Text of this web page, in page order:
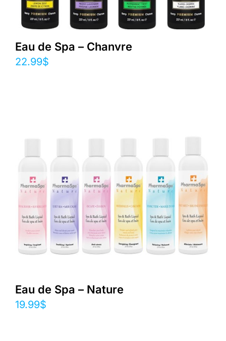
Eau de Spa – Chanvre
22.99$
Eau de Spa – Nature
19.99$